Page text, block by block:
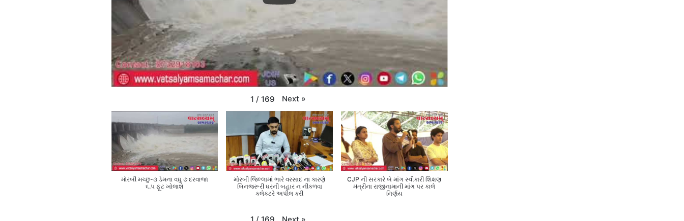
1 / 169 Next »
મોરબી મચ્છુ-૩ ડેમના વઘુ ૭ દરવાજા
૬.૫ ફૂટ ખોલાશે
મોરબી જિલ્લામાં ભારે વરસાદ ના કારણે
બિનજરૂરી ઘરની બહાર ન નીકળવા
કલેક્ટરે અપીલ કરી
CJP ની સરકારે બે માંગ સ્વીકારી શિક્ષણ
મંત્રીના રાજીનામાની માંગ પર કાલે
નિર્ણય
Next »